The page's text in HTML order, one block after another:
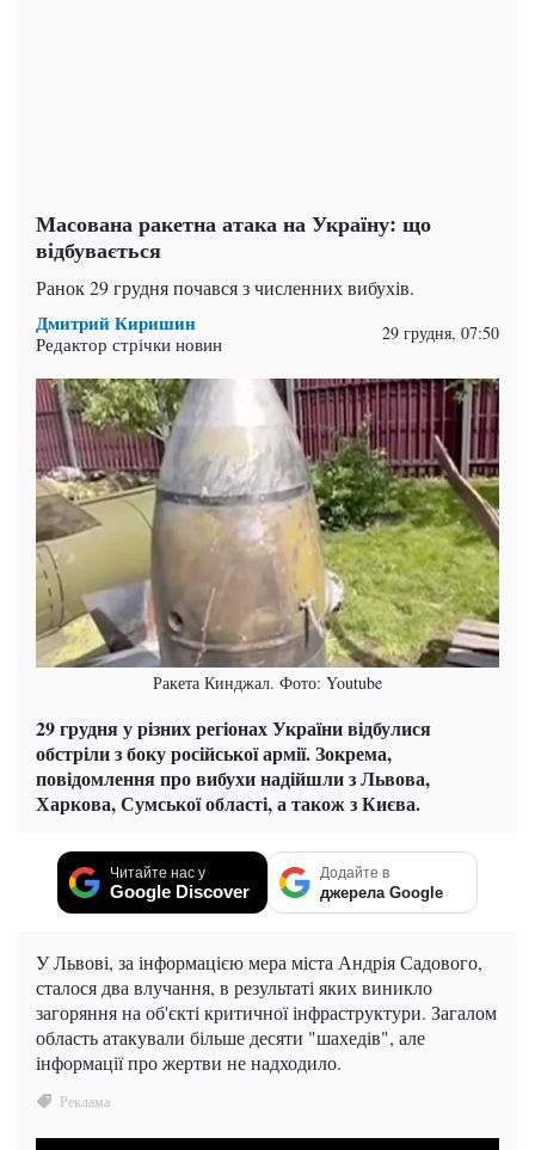
Масована ракетна атака на Україну: що
відбувається
Ранок 29 грудня почався з численних вибухів.
Дмитрий Киришин
Редактор стрічки новин 29 грудня, 07:50
Ракета Кинджал. Фото: Youtube
29 грудня у різних регіонах України відбулися
обстріли з боку російської армії. Зокрема,
повідомлення про вибухи надійшли з Львова,
Харкова, Сумської області, а також з Києва.
Читайте нас у
Google Discover
Додайте в
джерела Google
У Львові, за інформацією мера міста Андрія Садового,
сталося два влучання, в результаті яких виникло
загоряння на об'єкті критичної інфраструктури. Загалом
область атакували більше десяти "шахедів", але
інформації про жертви не надходило.